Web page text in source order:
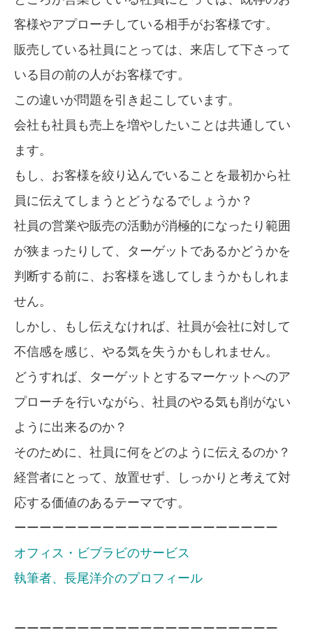
客様やアプローチしている相手がお客様です。
販売している社員にとっては、来店して下さって
いる目の前の人がお客様です。
この違いが問題を引き起こしています。
会社も社員も売上を増やしたいことは共通してい
ます。
もし、お客様を絞り込んでいることを最初から社
員に伝えてしまうとどうなるでしょうか？
社員の営業や販売の活動が消極的になったり範囲
が狭まったりして、ターゲットであるかどうかを
判断する前に、お客様を逃してしまうかもしれま
せん。
しかし、もし伝えなければ、社員が会社に対して
不信感を感じ、やる気を失うかもしれません。
どうすれば、ターゲットとするマーケットへのア
プローチを行いながら、社員のやる気も削がない
ように出来るのか？
そのために、社員に何をどのように伝えるのか？
経営者にとって、放置せず、しっかりと考えて対
応する価値のあるテーマです。
ーーーーーーーーーーーーーーーーーーーーー
オフィス・ビブラビのサービス
執筆者、長尾洋介のプロフィール
ーーーーーーーーーーーーーーーーーーーーー